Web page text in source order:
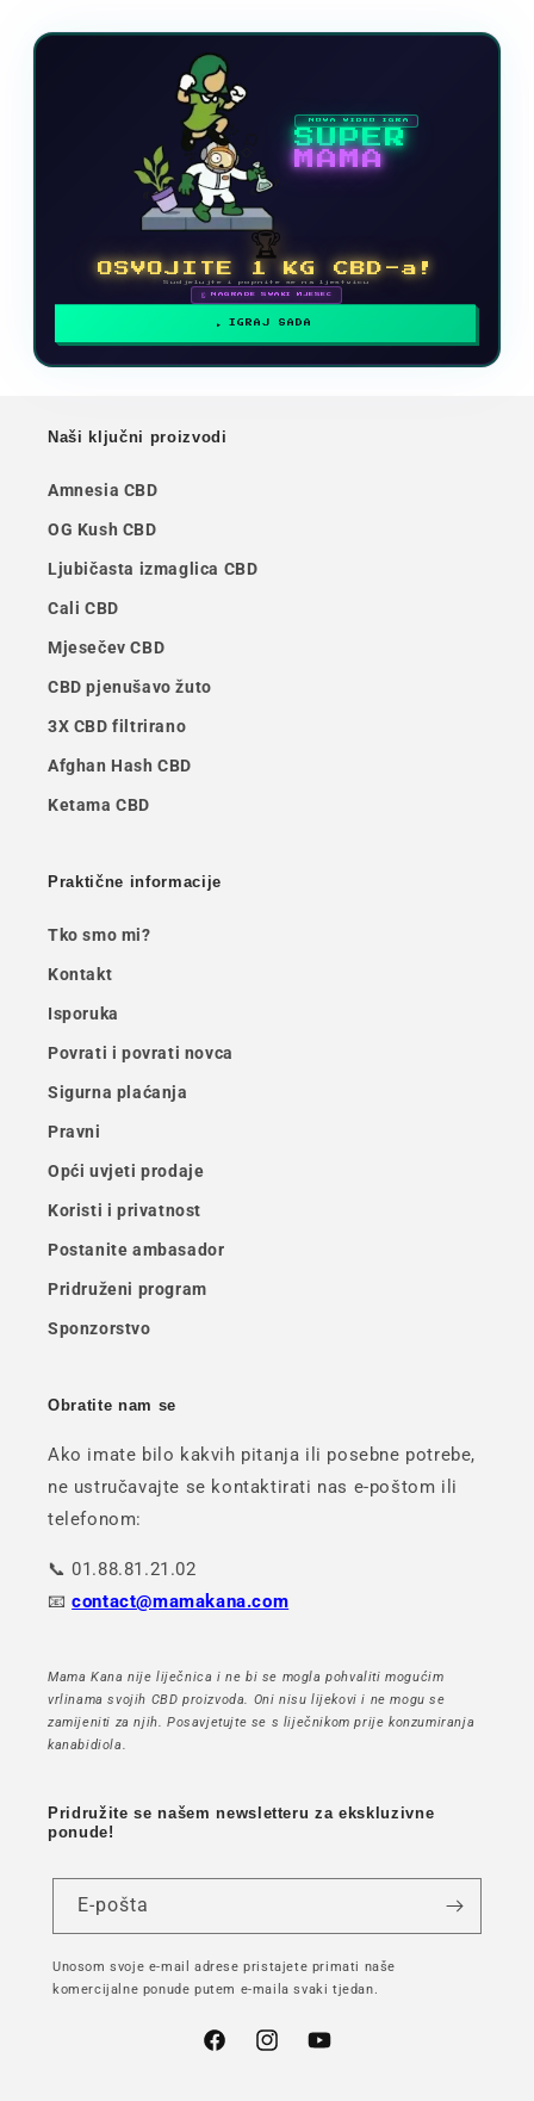
NOVA VIDEO IGRA
SUPER
MAMA
🏆
OSVOJITE 1 KG CBD-a!
Sudjelujte i popnite se na ljestvicu
🗓 NAGRADE SVAKI MJESEC
IGRAJ SADA
Naši ključni proizvodi
Amnesia CBD
OG Kush CBD
Ljubičasta izmaglica CBD
Cali CBD
Mjesečev CBD
CBD pjenušavo žuto
3X CBD filtrirano
Afghan Hash CBD
Ketama CBD
Praktične informacije
Tko smo mi?
Kontakt
Isporuka
Povrati i povrati novca
Sigurna plaćanja
Pravni
Opći uvjeti prodaje
Koristi i privatnost
Postanite ambasador
Pridruženi program
Sponzorstvo
Obratite nam se
Ako imate bilo kakvih pitanja ili posebne potrebe,
ne ustručavajte se kontaktirati nas e-poštom ili
telefonom:
📞 01.88.81.21.02
📧contact@mamakana.com
Mama Kana nije liječnica i ne bi se mogla pohvaliti mogućim
vrlinama svojih CBD proizvoda. Oni nisu lijekovi i ne mogu se
zamijeniti za njih. Posavjetujte se s liječnikom prije konzumiranja
kanabidiola.
Pridružite se našem newsletteru za ekskluzivne
ponude!
E-pošta
Unosom svoje e-mail adrese pristajete primati naše
komercijalne ponude putem e-maila svaki tjedan.
FacebookInstagramYouTube